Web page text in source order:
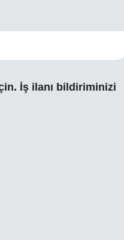
İş ilanı bildiriminizi